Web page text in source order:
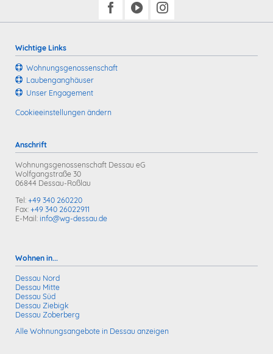
Wichtige Links
Wohnungs­genossenschaft
Laubengang­häuser
Unser Engagement
Cookieeinstellungen ändern
Anschrift
Wohnungsgenossenschaft Dessau eG
Wolfgangstraße 30
06844 Dessau-Roßlau
Tel:+49 340 260220
Fax: +49 340 26022911
E-Mail: info@wg-dessau.de
Wohnen in...
Dessau Nord
Dessau Mitte
Dessau Süd
Dessau Ziebigk
Dessau Zoberberg
Alle Wohnungsangebote in Dessau anzeigen